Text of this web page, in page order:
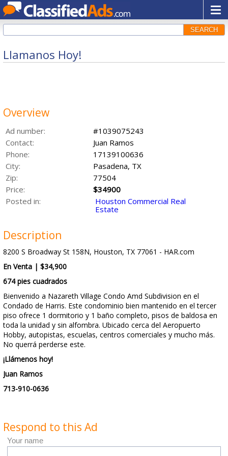
SEARCH
Llamanos Hoy!
Overview
Ad number:
#1039075243
Contact:
Juan Ramos
Phone:
17139100636
City:
Pasadena, TX
Zip:
77504
Price:
$34900
Posted in:
Houston Commercial Real
Estate
Description
8200 S Broadway St 158N, Houston, TX 77061 - HAR.com
En Venta | $34,900
674 pies cuadrados
Bienvenido a Nazareth Village Condo Amd Subdivision en el
Condado de Harris. Este condominio bien mantenido en el tercer
piso ofrece 1 dormitorio y 1 baño completo, pisos de baldosa en
toda la unidad y sin alfombra. Ubicado cerca del Aeropuerto
Hobby, autopistas, escuelas, centros comerciales y mucho más.
No querrá perderse este.
¡Llámenos hoy!
Juan Ramos
713-910-0636
Respond to this Ad
Your name